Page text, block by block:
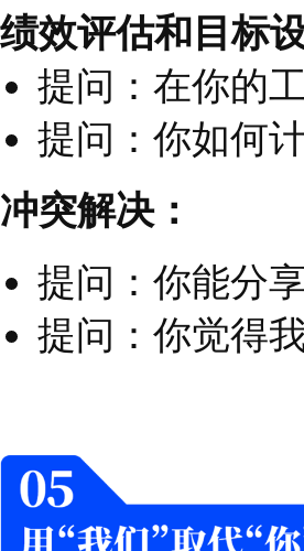
的信心。
通过这些技
们感到您真诚
和团队关系。